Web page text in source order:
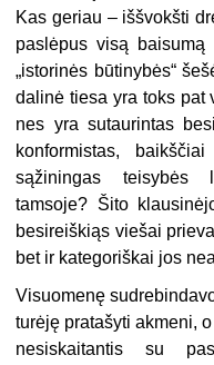
Kas geriau – iššvokšti
paslėpus visą
„istorinės būtinybės“
dalinė tiesa yra toks pat
nes yra sutaurintas
konformistas,
sąžiningas teisybės
tamsoje? Šito
besireiškiąs viešai
bet ir kategoriškai jos
Visuomenę
turėję pratašyti akmeni,
nesiskaitantis su